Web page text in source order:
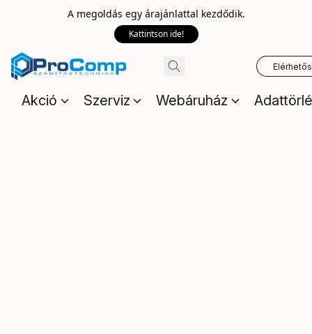
A megoldás egy árajánlattal kezdődik.
Kattintson ide!
Akció Szerviz Webáruház